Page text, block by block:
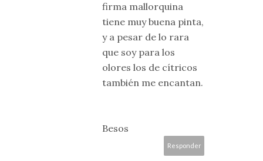
firma mallorquina
tiene muy buena pinta,
y a pesar de lo rara
que soy para los
olores los de cítricos
también me encantan.
Besos
Responder